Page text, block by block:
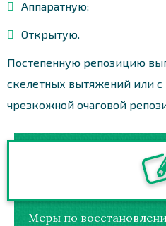
Аппаратную;
Открытую.
Постепенную репозицию
скелетных вытяжений или
чрезкожной очаговой
Меры по